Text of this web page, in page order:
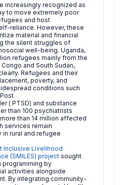
increasingly recognized as
to move extremely poor
and host
reliance. However, these
material and financial
the silent struggles of
well-being. Uganda,
refugees mainly from the
and South Sudan,
Refugees and their
poverty, and
conditions such
( PTSD) and substance
than 100 psychiatrists
than 14 million affected
services remain
rural and refugee
Inclusive Livelihood
(SMILES) project sought
programming by
activities alongside
By integrating community-